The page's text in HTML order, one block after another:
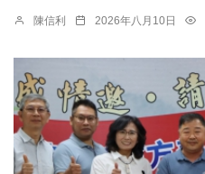
陳信利 2026年八月10日